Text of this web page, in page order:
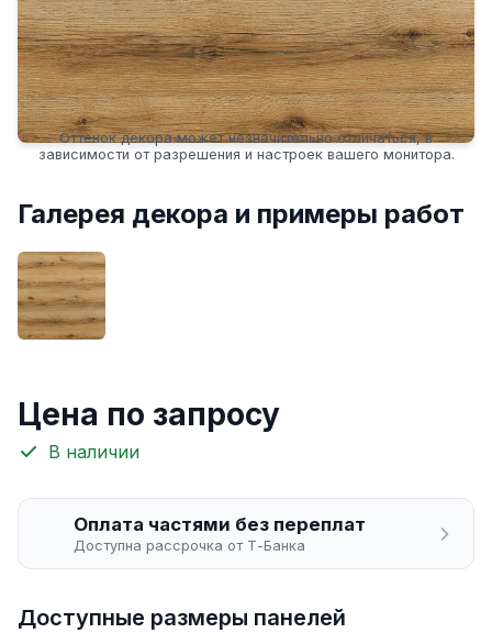
Оттенок декора может незначительно отличаться, в
зависимости от разрешения и настроек вашего монитора.
Галерея декора и примеры работ
Цена по запросу
В наличии
Оплата частями без переплат
Доступна рассрочка от Т-Банка
Доступные размеры панелей